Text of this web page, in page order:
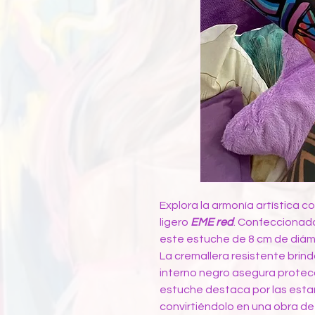
Explora la armonía artística
ligero EME red.
este estuche de 8 cm de
La cremallera resistente
interno negro asegura
estuche destaca por las
convirtiéndolo en una obra